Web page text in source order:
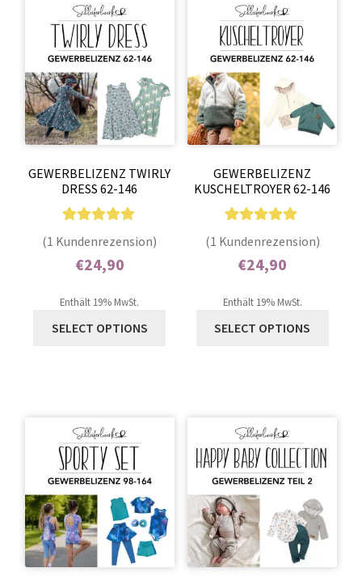
GEWERBELIZENZ TWIRLY
DRESS 62-146
basierend auf
(1 Kundenrezension)
€24,90
Enthält 19% MwSt.
SELECT OPTIONS
GEWERBELIZENZ
KUSCHELTROYER 62-146
basierend auf
(1 Kundenrezension)
€24,90
Enthält 19% MwSt.
SELECT OPTIONS